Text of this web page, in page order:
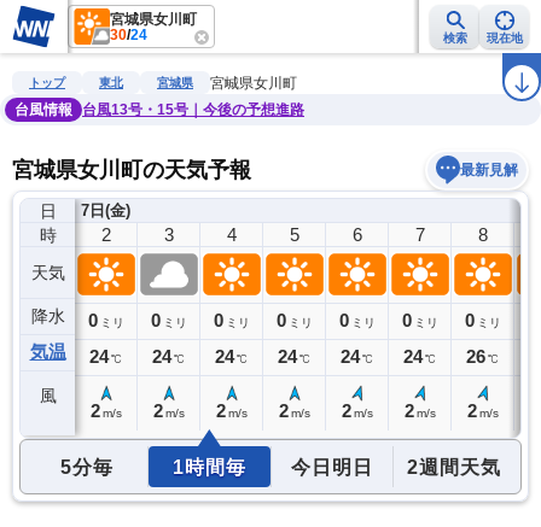
宮城県女川町
30/24 検索 現在地
雨雲レーダー 台風情報 地震情報 ラ
トップ 東北 宮城県
宮城県女川町
台風情報
台風13号・15号｜今後の予想進路
宮城県女川町の天気予報 最新見解
日
時
天気
降水
気温
風
7日(金)
1
0ミリ
24℃
2
0 ミリ
24℃
2 m/s
3
0 ミリ
24℃
2 m/s
4
0 ミリ
24℃
2 m/s
5
0 ミリ
24℃
2 m/s
6
0 ミリ
24℃
2 m/s
7
0 ミリ
24℃
2 m/s
8
0 ミリ
26℃
2 m/s
5分毎 1時間毎 今日明日 2週間天気